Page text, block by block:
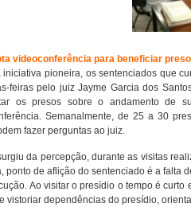
videoconferência para beneficiar
iniciativa pioneira, os sentenciados que
feiras pelo juiz Jayme Garcia dos
os presos sobre o andamento de
Semanalmente, de 25 a 30
fazer perguntas ao juiz.
da percepção, durante as visitas
ponto de aflição do sentenciado é a falta
Ao visitar o presídio o tempo é
vistoriar dependências do presídio,